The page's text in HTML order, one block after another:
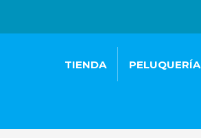
TIENDA PELUQUERÍA